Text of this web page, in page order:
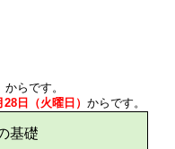
からです。
28日（火曜日） からです。
基礎